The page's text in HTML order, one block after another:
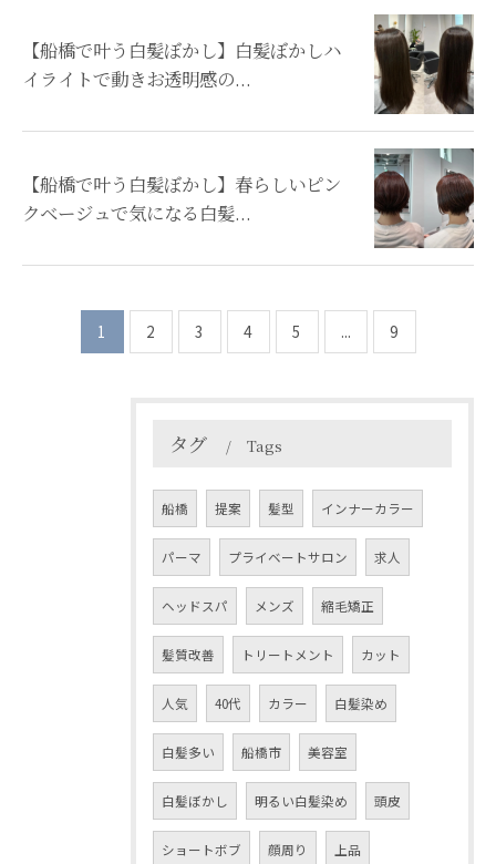
【船橋で叶う白髪ぼかし】白髪ぼかしハ
イライトで動きお透明感の...
【船橋で叶う白髪ぼかし】春らしいピン
クベージュで気になる白髪...
1 2 3 4 5 ... 9
タグ Tags
船橋 提案 髪型 インナーカラー
パーマ プライベートサロン 求人
ヘッドスパ メンズ 縮毛矯正
髪質改善 トリートメント カット
人気 40代 カラー 白髪染め
白髪多い 船橋市 美容室
白髪ぼかし 明るい白髪染め 頭皮
ショートボブ 顔周り 上品